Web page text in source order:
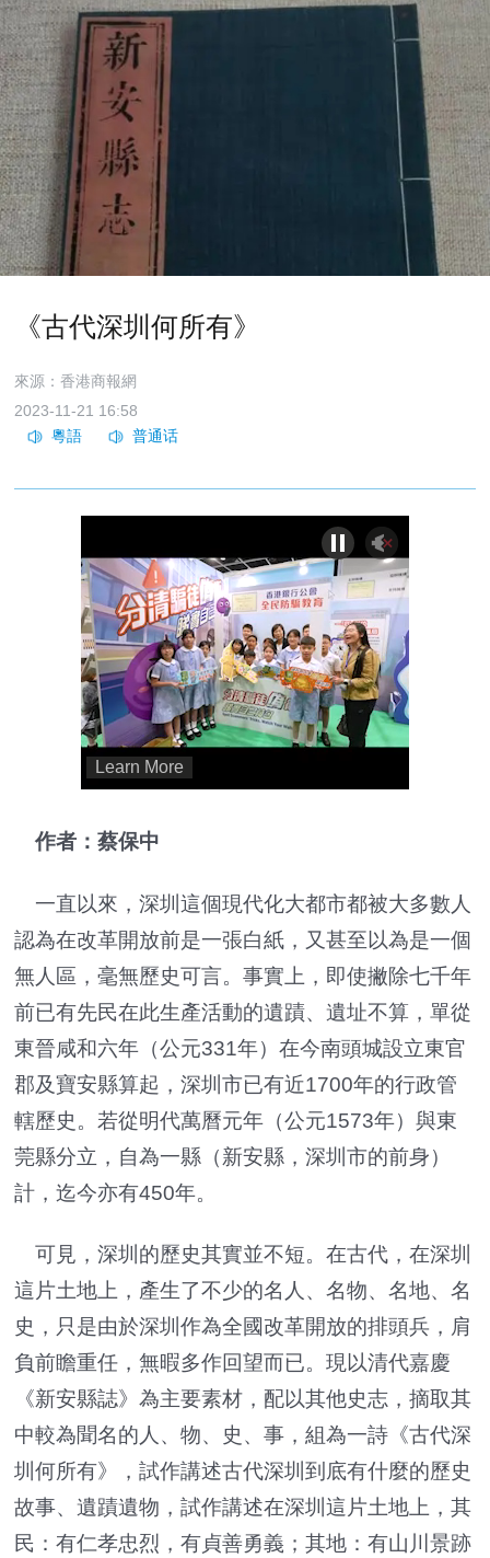
《古代深圳何所有》
來源：香港商報網
2023-11-21 16:58
作者：蔡保中
一直以來，深圳這個現代化大都市都被大多數人
認為在改革開放前是一張白紙，又甚至以為是一個
無人區，毫無歷史可言。事實上，即使撇除七千年
前已有先民在此生產活動的遺蹟、遺址不算，單從
東晉咸和六年（公元331年）在今南頭城設立東官
郡及寶安縣算起，深圳市已有近1700年的行政管
轄歷史。若從明代萬曆元年（公元1573年）與東
莞縣分立，自為一縣（新安縣，深圳市的前身）
計，迄今亦有450年。
可見，深圳的歷史其實並不短。在古代，在深圳
這片土地上，產生了不少的名人、名物、名地、名
史，只是由於深圳作為全國改革開放的排頭兵，肩
負前瞻重任，無暇多作回望而已。現以清代嘉慶
《新安縣誌》為主要素材，配以其他史志，摘取其
中較為聞名的人、物、史、事，組為一詩《古代深
圳何所有》，試作講述古代深圳到底有什麼的歷史
故事、遺蹟遺物，試作講述在深圳這片土地上，其
民：有仁孝忠烈，有貞善勇義；其地：有山川景跡